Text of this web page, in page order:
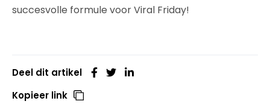
succesvolle formule voor Viral Friday!
Deel dit artikel
Kopieer link